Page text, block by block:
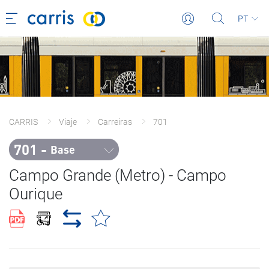
PT
CARRIS Viaje Carreiras 701
701 - Base
Campo Grande (Metro) - Campo
Ourique